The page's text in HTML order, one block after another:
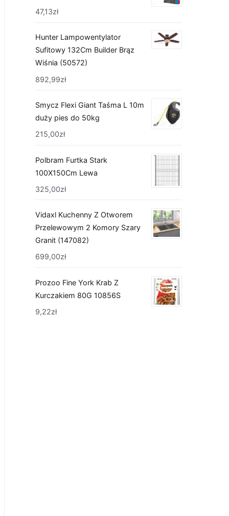
47,13zł
Hunter Lampowentylator
Sufitowy 132Cm Builder Brąz
Wiśnia (50572)
892,99zł
Smycz Flexi Giant Taśma L 10m
duży pies do 50kg
215,00zł
Polbram Furtka Stark
100X150Cm Lewa
325,00zł
Vidaxl Kuchenny Z Otworem
Przelewowym 2 Komory Szary
Granit (147082)
699,00zł
Prozoo Fine York Krab Z
Kurczakiem 80G 10856S
9,22zł